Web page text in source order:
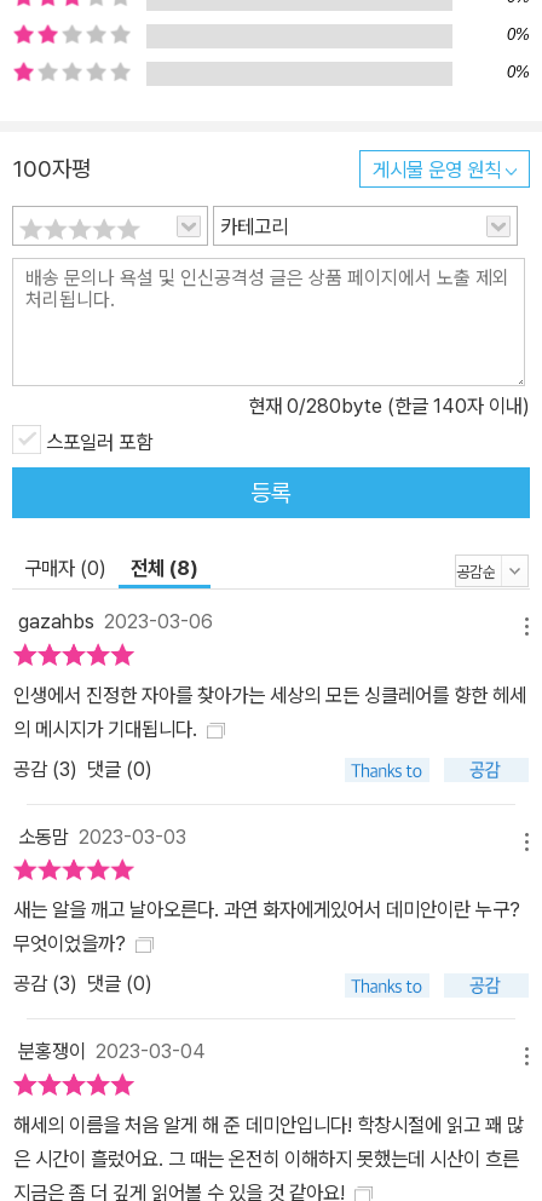
이 장면을 이승우 소설가는 “인간의 본성과 운명, 그 어리석음에 대한
신랄한 우화”(《매거진 흄세 시즌 4》)라고 칭하며, 특히 이렇게 유혹
면 누구나 “싱클레어의 시간”을 통과해야 하며, 성인이 된 후에도 끊
임없이 유혹에 직면하기 때문일 것이다. 싱클레어는 이 “신랄한 우
화” 앞에서 도망치지 않는다. 자신에게 들이닥친 시련을 피하지 않고
맞선다. 주어진 것을 의심하고, 내면에 감춰져 있는 것을 드러내 보여
주며, 자신을 둘러싸고 있는 세계를 깨뜨려 진짜 자기 자신에게 이르
시련에 빠진 싱클레어가 허우적댈 때마다 그를 건져 올리는 조력자가
등장한다. 특히 데미안은 이 소설의 등장인물 중에서도 가장 은유적
이며, 결코 규정되지 않는다. 헤세는 데미안을 “동물 같기도 하고 정
령 같기도” 하며, 심지어 “죽어 있는 동시에 들어본 적 없는 생명으로
은밀하게 가득 찬” 존재라고 묘사한다. 싱클레어는 데미안을 낯설게,
미안이 실제 등장인물이 아닐 수도 있다는 강력한 의심 가운데 하나
다. 우리는 데미안을 싱클레어의 내면에 존재하는 무수한 가능성이라
고 충분히 바꿔 읽을 수 있다. 또한, 싱클레어는 그가 어릴 적 살았던
집으로도 은유해서 읽을 수도 있는데, 《데미안》은 싱클레어가 자신의
되지 않았지만, 현관 위쪽에서 날아갈 준비를 하고 있는 한 마리의 매
인 것도 의미심장하다. 《데미안》은 우리의 내면에는 우리가 진정으로
원하는 것을 실현할 수 있는 힘을 가진 ‘데미안’이 있음을 깨닫고, 세
상이 요구하는 가치관을 뛰어넘어 자신만의 삶을 살아갈 것을 끈질기
게 요구한다. 나는 나의 내면에서 뿜어져 나오려는 것을 실현하며 살
고 싶었을 뿐이다. 그것이 왜 그토록 어려웠을까?(144쪽) 이 소설이
단순히 청춘 시절의 자기 고백이 아닌 이유는 이런 이중적인 구조가
소설 속에 숨어 있기 때문이다. 토마스 만은 “감전시키는 충격을 주면
서 이루 말할 수 없는 정교함으로 시대의 신경을 건드린다”며 《데미
안》을 극찬했다. 당시는 제1차 세계대전이 끝난 후, 추구해야 할 가치
관이 무너져버린 시대를 말하지만 《데미안》은 같은 이유로 1960년
대 반전운동을 벌이던 미국의 히피들에게도 소환되었다. 최근에는 아
0%
0%
100자평 게시물 운영 원칙
카테고리
현재 0/280byte (한글 140자 이내)
스포일러 포함
등록
구매자 (0) 전체 (8)
gazahbs 2023-03-06
인생에서 진정한 자아를 찾아가는 세상의 모든 싱클레어를 향한 헤세
의 메시지가 기대됩니다.
공감 (3) 댓글 (0)
소동맘 2023-03-03
새는 알을 깨고 날아오른다. 과연 화자에게있어서 데미안이란 누구?
무엇이었을까?
공감 (3) 댓글 (0)
분홍쟁이 2023-03-04
해세의 이름을 처음 알게 해 준 데미안입니다! 학창시절에 읽고 꽤 많
은 시간이 흘렀어요. 그 때는 온전히 이해하지 못했는데 시산이 흐른
지금은 좀 더 깊게 읽어볼 수 있을 것 같아요!